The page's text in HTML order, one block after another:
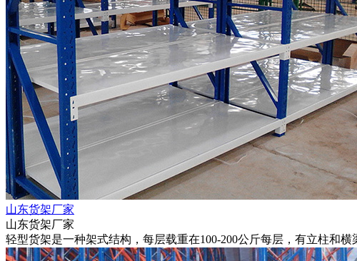
山东货架厂家
山东货架厂家
轻型货架是一种架式结构，每层载重在100-200公斤每层，有立柱和